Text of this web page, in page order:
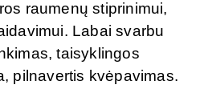
raumenų stiprinimui,
Labai svarbu
taisyklingos
pilnavertis kvėpavimas.